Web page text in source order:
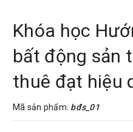
Khóa học
bất động sản
thuê đạt hiệu
Mã sản phẩm: bđs_01